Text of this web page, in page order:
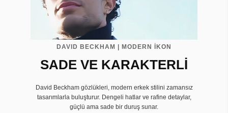
DAVID BECKHAM | MODERN İKON
SADE VE KARAKTERLİ
David Beckham gözlükleri, modern erkek stilini zamansız
tasarımlarla buluşturur. Dengeli hatlar ve rafine detaylar,
güçlü ama sade bir duruş sunar.